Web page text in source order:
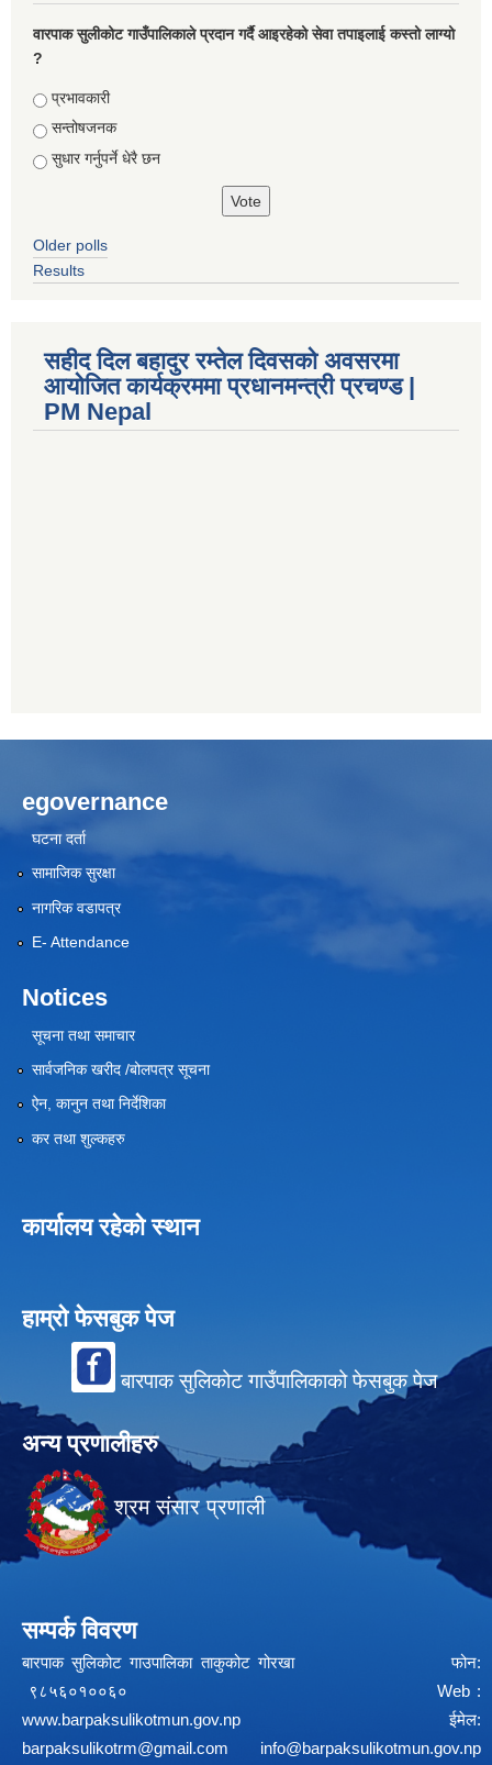
वारपाक सुलीकोट गाउँपालिकाले प्रदान गर्दै आइरहेको सेवा तपाइलाई कस्तो लाग्यो
?
Choices
प्रभावकारी
सन्तोषजनक
सुधार गर्नुपर्ने धेरै छन
Older polls
Results
सहीद दिल बहादुर रम्तेल दिवसको अवसरमा
आयोजित कार्यक्रममा प्रधानमन्त्री प्रचण्ड |
PM Nepal
egovernance
घटना दर्ता
सामाजिक सुरक्षा
नागरिक वडापत्र
E- Attendance
Notices
सूचना तथा समाचार
सार्वजनिक खरीद /बोलपत्र सूचना
ऐन, कानुन तथा निर्देशिका
कर तथा शुल्कहरु
कार्यालय रहेको स्थान
हाम्रो फेसबुक पेज
बारपाक सुलिकोट गाउँपालिकाको फेसबुक पेज
अन्य प्रणालीहरु
श्रम संसार प्रणाली
सम्पर्क विवरण
बारपाक सुलिकोट गाउपालिका ताकुकोट गोरखा फोन:
९८५६०१००६० Web :
www.barpaksulikotmun.gov.np
ईमेल:
barpaksulikotrm@gmail.com
info@barpaksulikotmun.gov.np